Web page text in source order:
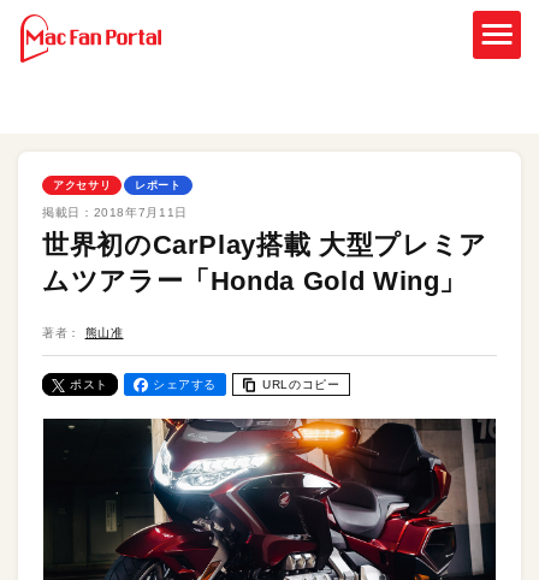
アクセサリ レポート
掲載日： 2018年7月11日
世界初のCarPlay搭載 大型プレミア
ムツアラー「Honda Gold Wing」
著者： 熊山准
ポスト シェアする URLのコピー